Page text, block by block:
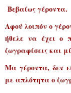
Βεβαίως γέροντα.
Αφού λοιπόν ο
ήθελε να έχει ο
ζωγραφίσεις και
Μα γέροντα, δεν
με απλότητα ο